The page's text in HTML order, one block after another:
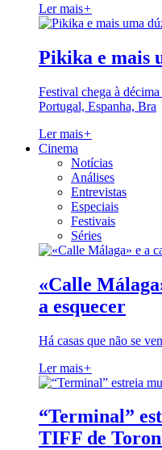
Ler mais+
Pikika e mais
Festival chega à
Portugal, Espanha, Bra
Ler mais+
Cinema
Notícias
Análises
Entrevistas
Especiais
Festivais
Séries
«Calle
a esquecer
Há casas que não se
Ler mais+
“Terminal”
TIFF de